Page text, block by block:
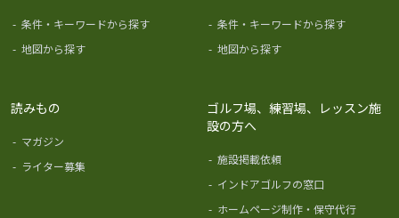
- 条件・キーワードから探す
- 地図から探す
- 条件・キーワードから探す
- 地図から探す
読みもの
- マガジン
- ライター募集
ゴルフ場、練習場、レッスン施
設の方へ
- 施設掲載依頼
- インドアゴルフの窓口
- ホームページ制作・保守代行